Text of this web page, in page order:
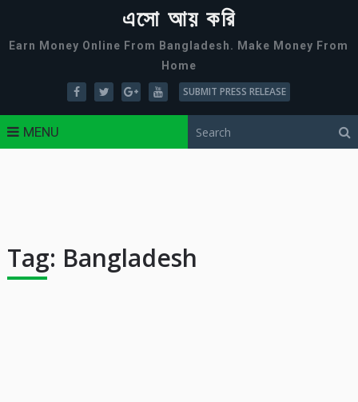
এসো আয় করি
Earn Money Online From Bangladesh. Make Money From
Home
SUBMIT PRESS RELEASE
MENU
Tag: Bangladesh